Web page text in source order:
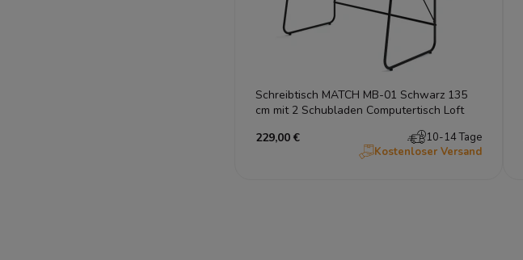
Schreibtisch MATCH MB-01 Schwarz 135
cm mit 2 Schubladen Computertisch Loft
229,00 €
10-14 Tage
Kostenloser Versand